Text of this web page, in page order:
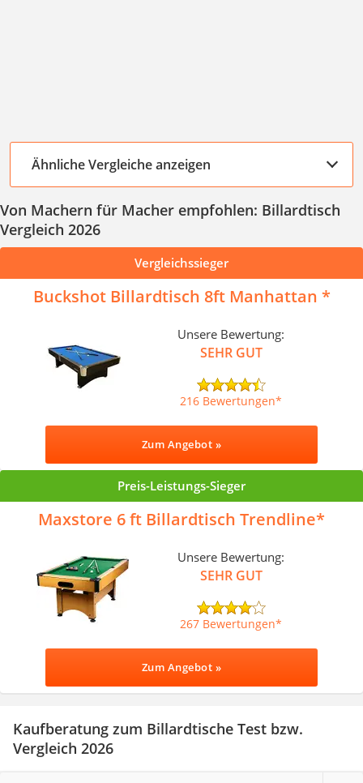
Ähnliche Vergleiche anzeigen
Von Machern für Macher empfohlen: Billardtisch
Vergleich 2026
Vergleichssieger
Buckshot Billardtisch 8ft Manhattan
Unsere Bewertung:
SEHR GUT
216 Bewertungen
Zum Angebot »
Preis-Leistungs-Sieger
Maxstore 6 ft Billardtisch Trendline
Unsere Bewertung:
SEHR GUT
267 Bewertungen
Zum Angebot »
Kaufberatung zum Billardtische Test bzw.
Vergleich 2026